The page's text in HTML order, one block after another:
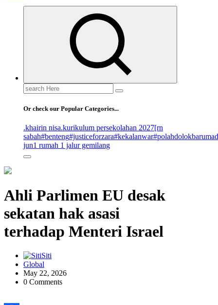
Search
for:
Or check our Popular Categories...
.khairin nisa.kurikulum persekolahan 2027[rn
sabah#benteng#justiceforzara#kekalanwar
jun1 rumah 1 jalur gemilang
Ahli Parlimen EU desak
sekatan hak asasi
terhadap Menteri Israel
Siti
Global
May 22, 2026
0 Comments